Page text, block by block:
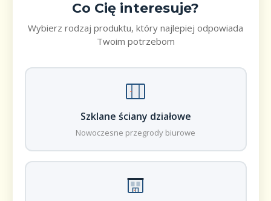
Co Cię interesuje?
Wybierz rodzaj produktu, który najlepiej odpowiada
Twoim potrzebom
Szklane ściany działowe
Nowoczesne przegrody biurowe